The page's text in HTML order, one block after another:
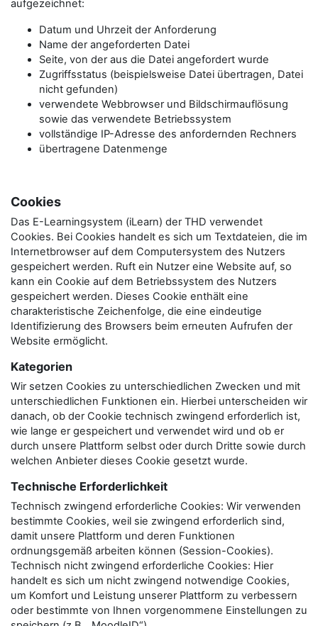
aufgezeichnet:
Datum und Uhrzeit der Anforderung
Name der angeforderten Datei
Seite, von der aus die Datei angefordert wurde
Zugriffsstatus (beispielsweise Datei übertragen, Datei
nicht gefunden)
verwendete Webbrowser und Bildschirmauflösung
sowie das verwendete Betriebssystem
vollständige IP-Adresse des anfordernden Rechners
übertragene Datenmenge
Cookies
Das E-Learningsystem (iLearn) der THD verwendet
Cookies. Bei Cookies handelt es sich um Textdateien, die im
Internetbrowser auf dem Computersystem des Nutzers
gespeichert werden. Ruft ein Nutzer eine Website auf, so
kann ein Cookie auf dem Betriebssystem des Nutzers
gespeichert werden. Dieses Cookie enthält eine
charakteristische Zeichenfolge, die eine eindeutige
Identifizierung des Browsers beim erneuten Aufrufen der
Website ermöglicht.
Kategorien
Wir setzen Cookies zu unterschiedlichen Zwecken und mit
unterschiedlichen Funktionen ein. Hierbei unterscheiden wir
danach, ob der Cookie technisch zwingend erforderlich ist,
wie lange er gespeichert und verwendet wird und ob er
durch unsere Plattform selbst oder durch Dritte sowie durch
welchen Anbieter dieses Cookie gesetzt wurde.
Technische Erforderlichkeit
Technisch zwingend erforderliche Cookies: Wir verwenden
bestimmte Cookies, weil sie zwingend erforderlich sind,
damit unsere Plattform und deren Funktionen
ordnungsgemäß arbeiten können (Session-Cookies).
Technisch nicht zwingend erforderliche Cookies: Hier
handelt es sich um nicht zwingend notwendige Cookies,
um Komfort und Leistung unserer Plattform zu verbessern
oder bestimmte von Ihnen vorgenommene Einstellungen zu